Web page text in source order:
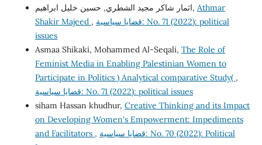
اثمار شاكر مجيد الشطري, حسين خليل ابراهيم, Athmar
Shakir Majeed , قضايا سياسية: No. 71 (2022): political
issues
Asmaa Shikaki, Mohammed Al-Seqali, The Role of
Feminist Media in Enabling Palestinian Women to
Participate in Politics ) Analytical comparative Study( ,
قضايا سياسية: No. 71 (2022): political issues
siham Hassan khudhur, Creative Thinking and its Impact
on Developing Women's Empowerment: Impediments
and Facilitators , قضايا سياسية: No. 70 (2022): Political